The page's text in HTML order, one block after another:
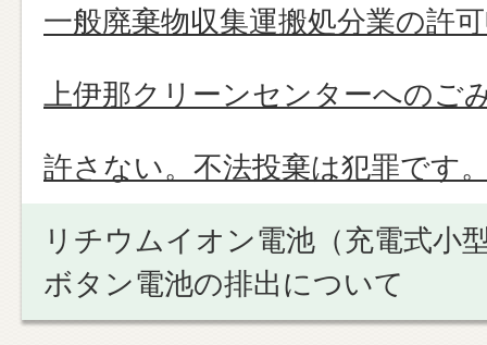
一般廃棄物収集運搬処分業の許
上伊那クリーンセンターへのご
許さない。不法投棄は犯罪です
リチウムイオン電池（充電式小
ボタン電池の排出について